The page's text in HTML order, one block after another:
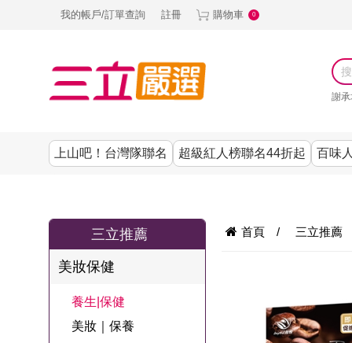
我的帳戶/訂單查詢 註冊 購物車 0
謝
上山吧！台灣隊聯名 超級紅人榜聯名44折起 百味
古溜x五秀園
熱銷排行
夜聯名
熱銷排行
品
熱銷排行
清潔用品
熱銷排行
機能服飾
養生|保健
池昌旭代言
熱銷排行
女內褲
熱銷排行
美容專區
韓國
SKINASSET
甘味人生鍵力
肽↙85折
百味人生
三立推薦
美妝保健
養生|保健
美妝｜保養
首頁 / 三立推薦